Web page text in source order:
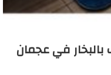
في عجمان